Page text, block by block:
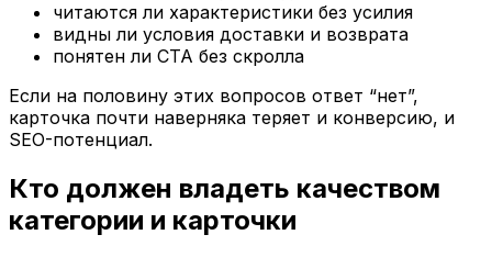
читаются ли характеристики без усилия
видны ли условия доставки и возврата
понятен ли CTA без скролла
Если на половину этих вопросов ответ “нет”,
карточка почти наверняка теряет и конверсию, и
SEO-потенциал.
Кто должен владеть качеством
категории и карточки